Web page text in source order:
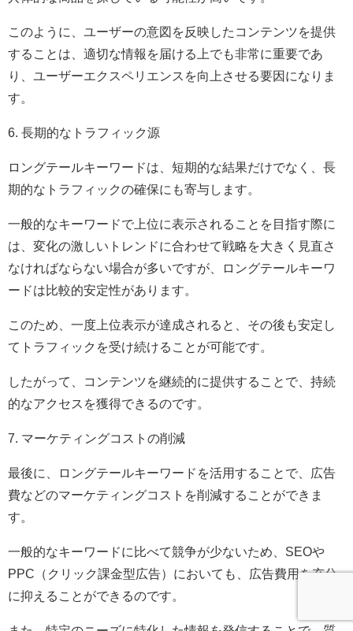
このように、ユーザーの意図を反映したコンテンツを提供
することは、適切な情報を届ける上でも非常に重要であ
り、ユーザーエクスペリエンスを向上させる要因になりま
す。
6. 長期的なトラフィック源
ロングテールキーワードは、短期的な結果だけでなく、長
期的なトラフィックの確保にも寄与します。
一般的なキーワードで上位に表示されることを目指す際に
は、変化の激しいトレンドに合わせて戦略を大きく見直さ
なければならない場合が多いですが、ロングテールキーワ
ードは比較的安定性があります。
このため、一度上位表示が達成されると、その後も安定し
てトラフィックを受け続けることが可能です。
したがって、コンテンツを継続的に提供することで、持続
的なアクセスを獲得できるのです。
7. マーケティングコストの削減
最後に、ロングテールキーワードを活用することで、広告
費などのマーケティングコストを削減することができま
す。
一般的なキーワードに比べて競争が少ないため、SEOや
PPC（クリック課金型広告）においても、広告費用を充分
に抑えることができるのです。